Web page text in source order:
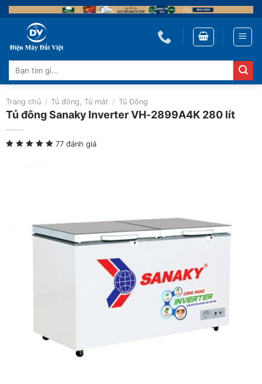
Skip
to
content
Tìm
kiếm:
Trang chủ / Tủ đông, Tủ mát / Tủ Đông
Tủ đông Sanaky Inverter VH-2899A4K 280 lít
77 đánh giá